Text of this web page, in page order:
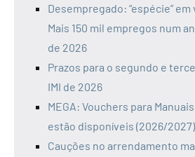
Desempregado: “espécie” em
Mais 150 mil empregos num
de 2026
Prazos para o segundo e
IMI de 2026
MEGA: Vouchers para
estão disponíveis (2026/2027)
Cauções no arrendamento